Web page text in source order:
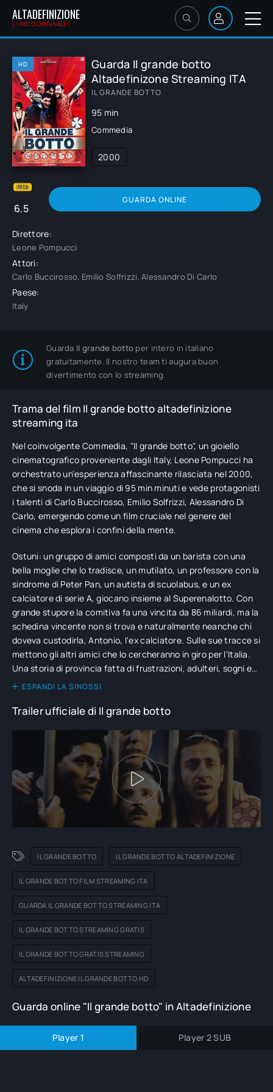
ALTADEFINIZIONE
L'UNICO ORIGINALE!
HD
Guarda Il grande botto
Altadefinizone Streaming ITA
IL GRANDE BOTTO
95 min
Commedia
2000
6.5
GUARDA ONLINE
Direttore:
Leone Pompucci
Attori:
Carlo Buccirosso, Emilio Solfrizzi, Alessandro Di Carlo
Paese:
Italy
Guarda Il grande botto per intero in italiano
gratuitamente. Il nostro team ti augura buon
divertimento con lo streaming.
Trama del film Il grande botto altadefinizione
streaming ita
Nel coinvolgente Commedia, "Il grande botto", un gioiello
cinematografico proveniente dagli Italy, Leone Pompucci ha
orchestrato un'esperienza affascinante rilasciata nel 2000,
che si snoda in un viaggio di 95 min minuti e vede protagonisti
i talenti di Carlo Buccirosso, Emilio Solfrizzi, Alessandro Di
Carlo, emergendo come un film cruciale nel genere del
cinema che esplora i confini della mente.
Ostuni: un gruppo di amici composti da un barista con una
bella moglie che lo tradisce, un mutilato, un professore con la
sindrome di Peter Pan, un autista di scuolabus, e un ex
calciatore di serie A, giocano insieme al Superenalotto. Con
grande stupore la comitiva fa una vincita da 86 miliardi, ma la
schedina vincente non si trova e naturalmente neanche chi
doveva custodirla, Antonio, l'ex calciatore. Sulle sue tracce si
mettono gli altri amici che lo cercheranno in giro per l'Italia.
Una storia di provincia fatta di frustrazioni, adulteri, sogni e
illusioni. Il film è costruito come una commedia on the road
sorprese e scoperte che rinsaldano l’amicizia fra loro.
ESPANDI LA SINOSSI
Trailer ufficiale di Il grande botto
IL GRANDE BOTTO IL GRANDE BOTTO ALTADEFINIZIONE
IL GRANDE BOTTO FILM STREAMING ITA
GUARDA IL GRANDE BOTTO STREAMING ITA
IL GRANDE BOTTO STREAMING GRATIS
IL GRANDE BOTTO GRATIS STREAMING
ALTADEFINIZIONE IL GRANDE BOTTO HD
Guarda online "Il grande botto" in Altadefinizione
Player 1 Player 2 SUB